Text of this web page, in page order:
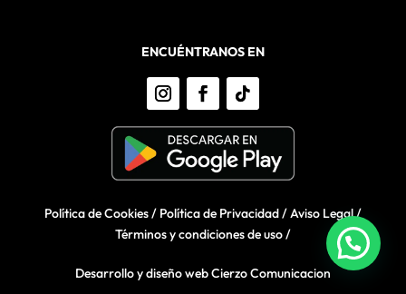
ENCUÉNTRANOS EN
Política de Cookies/ Política de Privacidad/Aviso Legal/
Términos y condiciones de uso/
Desarrollo y diseño web Cierzo Comunicacion